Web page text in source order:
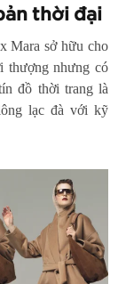
thời đại
Mara sở hữu cho
thượng nhưng có
đồ thời trang là
lạc đà với kỹ